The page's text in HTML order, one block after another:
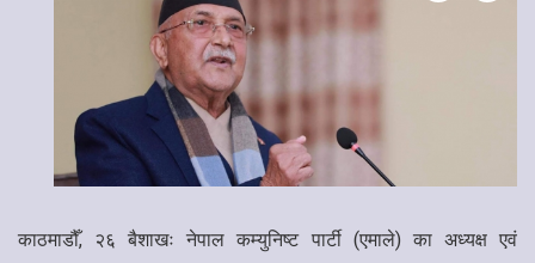
काठमाडौँ, २६ बैशाखः नेपाल कम्युनिष्ट पार्टी (एमाले) का अध्यक्ष एवं